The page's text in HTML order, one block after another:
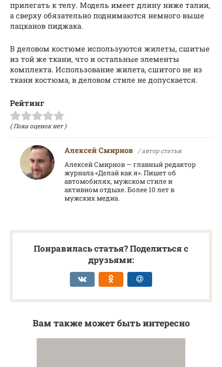
прилегать к телу. Модель имеет длину ниже талии,
а сверху обязательно поднимаются немного выше
лацканов пиджака.
В деловом костюме используются жилеты, сшитые
из той же ткани, что и остальные элементы
комплекта. Использование жилета, сшитого не из
ткани костюма, в деловом стиле не допускается.
Рейтинг
( Пока оценок нет )
Алексей Смирнов / автор статьи
Алексей Смирнов — главный редактор
журнала «Делай как я». Пишет об
автомобилях, мужском стиле и
активном отдыхе. Более 10 лет в
мужских медиа.
Понравилась статья? Поделиться с
друзьями:
Вам также может быть интересно